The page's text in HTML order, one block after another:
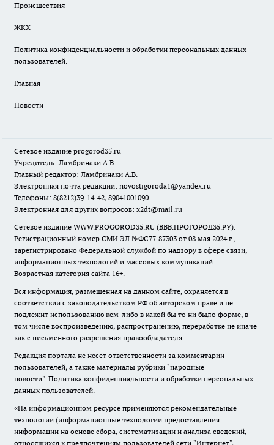
Происшествия
ЖКХ
Политика конфиденциальности и обработки персональных данных
пользователей.
Главная
Новости
Сетевое издание progorod35.ru
Учредитель: Ламбринаки А.В.
Главный редактор: Ламбринаки А.В.
Электронная почта редакции: novostigoroda1@yandex.ru
Телефоны: 8(8212)39-14-42, 89041001090
Электронная для других вопросов: x2dt@mail.ru
Сетевое издание WWW.PROGOROD35.RU (ВВВ.ПРОГОРОД35.РУ).
Регистрационный номер СМИ ЭЛ №ФС77-87303 от 08 мая 2024 г.,
зарегистрировано Федеральной службой по надзору в сфере связи,
информационных технологий и массовых коммуникаций.
Возрастная категория сайта 16+.
Вся информация, размещенная на данном сайте, охраняется в
соответствии с законодательством РФ об авторском праве и не
подлежит использованию кем-либо в какой бы то ни было форме, в
том числе воспроизведению, распространению, переработке не иначе
как с письменного разрешения правообладателя.
Редакция портала не несет ответственности за комментарии
пользователей, а также материалы рубрики "народные
новости". Политика конфиденциальности и обработки персональных
данных пользователей.
«На информационном ресурсе применяются рекомендательные
технологии (информационные технологии предоставления
информации на основе сбора, систематизации и анализа сведений,
относящихся к предпочтениям пользователей сети "Интернет",